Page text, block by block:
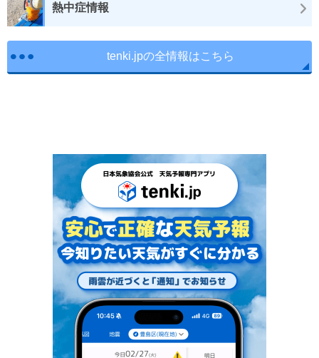
熱中症情報
tenki.jpの全情報はこちら